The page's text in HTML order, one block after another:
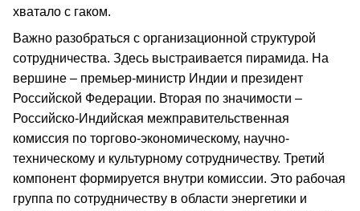
хватало с гаком.
Важно разобраться с организационной структурой
сотрудничества. Здесь выстраивается пирамида. На
вершине – премьер-министр Индии и президент
Российской Федерации. Вторая по значимости –
Российско-Индийская межправительственная
комиссия по торгово-экономическому, научно-
техническому и культурному сотрудничеству. Третий
компонент формируется внутри комиссии. Это рабочая
группа по сотрудничеству в области энергетики и